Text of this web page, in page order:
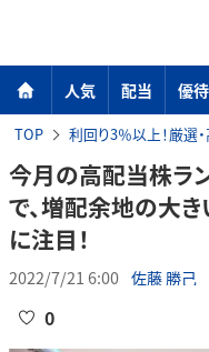
人気 配当 優待
TOP 利回り3％以上！厳選
今月の高配当株ラ
で、増配余地の大
に注目！
2022/7/21 6:00 佐藤 勝己
0